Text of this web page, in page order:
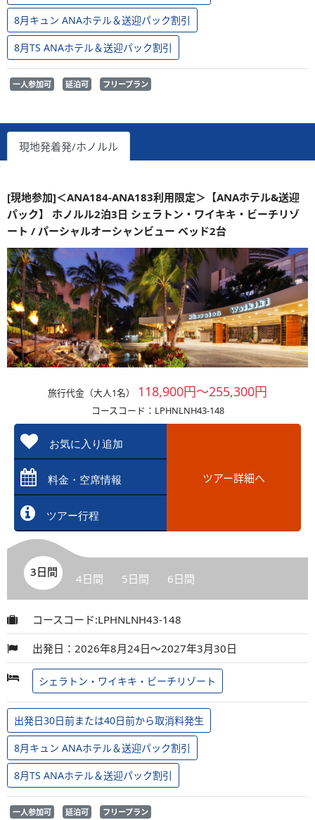
8月キュン ANAホテル＆送迎パック割引
8月TS ANAホテル＆送迎パック割引
一人参加可 延泊可 フリープラン
現地発着発/ホノルル
[現地参加]＜ANA184-ANA183利用限定＞【ANAホテル&送迎
パック】 ホノルル2泊3日 シェラトン・ワイキキ・ビーチリゾ
ート / パーシャルオーシャンビュー ベッド2台
旅行代金（大人1名） 118,900円～255,300円
コースコード：LPHNLNH43-148
お気に入り追加
料金・空席情報
ツアー行程
ツアー詳細へ
3日間 4日間 5日間 6日間
コースコード:LPHNLNH43-148
出発日：2026年8月24日～2027年3月30日
シェラトン・ワイキキ・ビーチリゾート
出発日30日前または40日前から取消料発生
8月キュン ANAホテル＆送迎パック割引
8月TS ANAホテル＆送迎パック割引
一人参加可 延泊可 フリープラン